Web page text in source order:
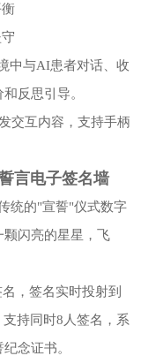
中与AI患者对话、收
反思引导。
交互内容，支持手柄
言电子签名墙
统的"宣誓"仪式数字
闪亮的星星，飞
，签名实时投射到
持同时8人签名，系
念证书。